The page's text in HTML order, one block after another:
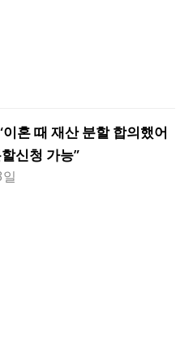
혼 때 재산 분할 합의했어
신청 가능”